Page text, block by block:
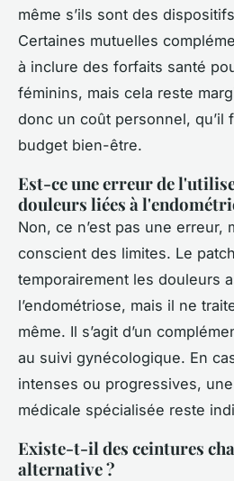
même s’ils sont des
Certaines mutuelles
à inclure des forfaits santé
féminins, mais cela reste
donc un coût personnel, qu’il
budget bien-être.
Est-ce une erreur de
douleurs liées à
Non, ce n’est pas une erreur,
conscient des limites. Le
temporairement les douleurs
l’endométriose, mais il ne
même. Il s’agit d’un
au suivi gynécologique. En
intenses ou progressives,
médicale spécialisée reste
Existe-t-il des ceintures
alternative ?